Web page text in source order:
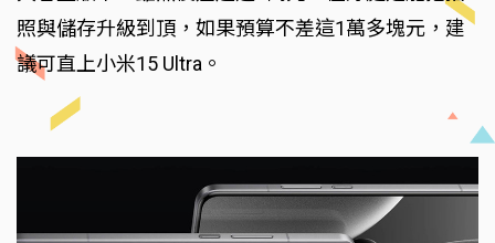
照與儲存升級到頂，如果預算不差這1萬多塊元，建
議可直上小米15 Ultra。